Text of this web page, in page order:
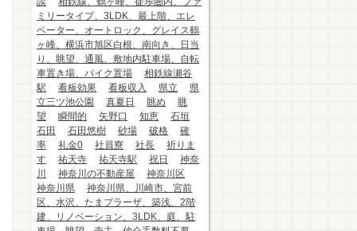
ミリータイプ、3LDK、最上階、エレ
ベーター、オートロック、グレイス鶴
ヶ峰、横浜市旭区白根、南向き、日当
り、眺望、通風、敷地内駐車場、自転
車置き場、バイク置場
相鉄線瀬谷
駅
看板効果 看板収入 県立
県
立三ツ池公園
真夏日 眺め
眺
望
瞬間的 矢野口 知恵
石垣
石田
石田悠樹 砂場 破格
確
率
礼金0 社員寮 社長
祈りま
す
祐天寺 祐天寺駅 祝日
神奈
川
神奈川の不動産屋
神奈川区
神奈川県
神奈川県、川崎市、宮前
区、水沢、たまプラーザ、築浅、2階
建、リノベーション、3LDK、庭、駐